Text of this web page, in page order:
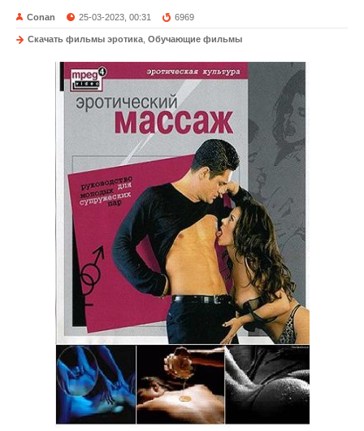
Conan 25-03-2023, 00:31 6969
Скачать фильмы эротика Обучающие фильмы